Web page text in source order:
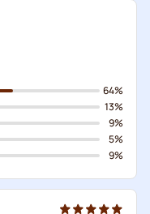
64%
13%
9%
5%
9%